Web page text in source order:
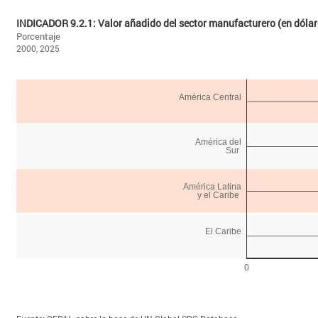
INDICADOR 9.2.1: Valor añadido del sector manufacturero (en
Porcentaje
2000, 2025